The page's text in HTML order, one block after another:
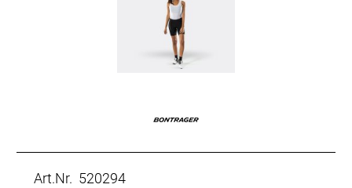
Art.Nr. 520294